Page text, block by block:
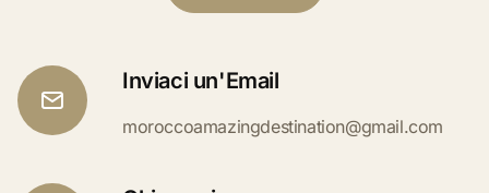
Inviaci un'Email
moroccoamazingdestination@gmail.com